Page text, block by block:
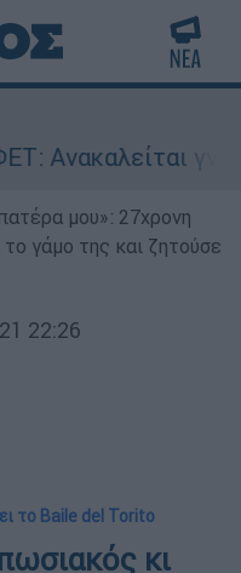
μου»: 27χρονη
γάμο της και ζητούσε
22:26
το Baile del Torito
κι